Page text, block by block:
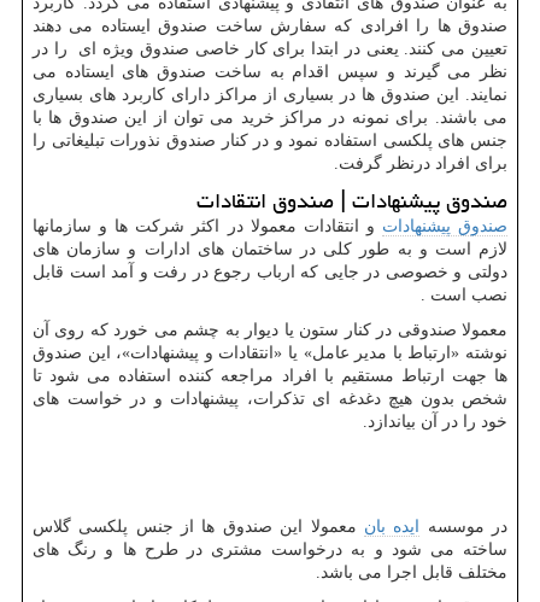
صندوق ها را افرادی که سفارش ساخت صندوق ایستاده می دهند
تعیین می کنند. یعنی در ابتدا برای کار خاصی صندوق ویژه ای را در
نظر می گیرند و سپس اقدام به ساخت صندوق های ایستاده می
نمایند. این صندوق ها در بسیاری از مراکز دارای کاربرد های بسیاری
می باشند. برای نمونه در مراکز خرید می توان از این صندوق ها با
جنس های پلکسی استفاده نمود و در کنار صندوق نذورات تبلیغاتی را
برای افراد درنظر گرفت.
صندوق پیشنهادات | صندوق انتقادات
صندوق پیشنهادات و انتقادات معمولا در اکثر شرکت ها و سازمانها
لازم است و به طور کلی در ساختمان های ادارات و سازمان های
دولتی و خصوصی در جایی که ارباب رجوع در رفت و آمد است قابل
نصب است .
معمولا صندوقی در کنار ستون یا دیوار به چشم می خورد که روی آن
نوشته «ارتباط با مدیر عامل» یا «انتقادات و پیشنهادات»، این صندوق
ها جهت ارتباط مستقیم با افراد مراجعه کننده استفاده می شود تا
شخص بدون هیچ دغدغه ای تذکرات، پیشنهادات و در خواست های
خود را در آن بیاندازد.
در موسسه ایده بان معمولا این صندوق ها از جنس پلکسی گلاس
ساخته می شود و به درخواست مشتری در طرح ها و رنگ های
مختلف قابل اجرا می باشد.